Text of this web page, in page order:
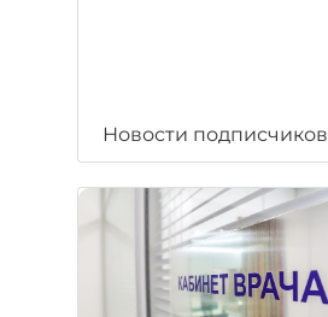
Новости подписчиков